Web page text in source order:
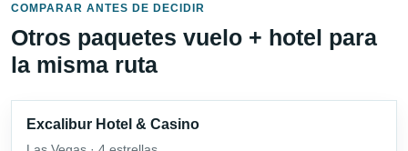
COMPARAR ANTES DE DECIDIR
Otros paquetes vuelo + hotel para
la misma ruta
Excalibur Hotel & Casino